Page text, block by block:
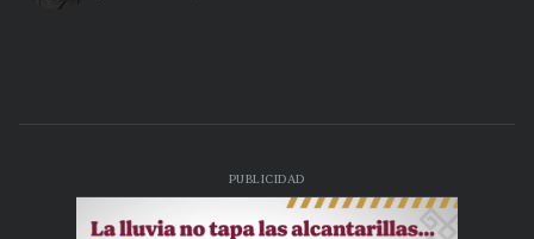
PUBLICIDAD